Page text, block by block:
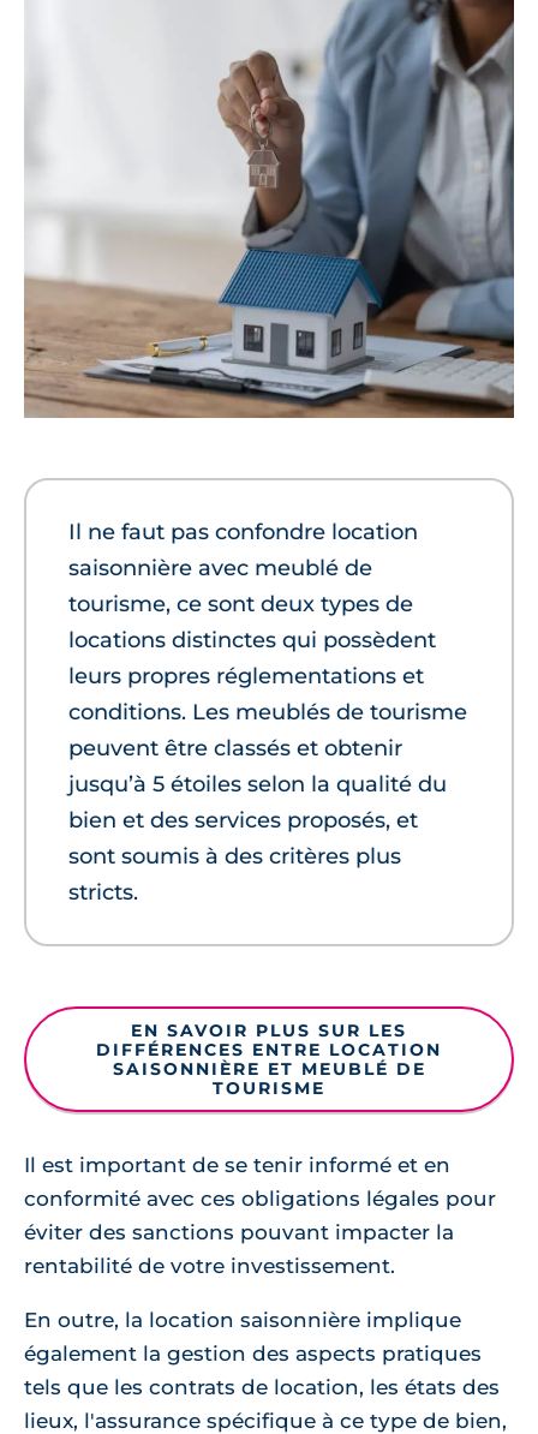
Il ne faut pas confondre location
saisonnière avec meublé de
tourisme, ce sont deux types de
locations distinctes qui possèdent
leurs propres réglementations et
conditions. Les meublés de tourisme
peuvent être classés et obtenir
jusqu’à 5 étoiles selon la qualité du
bien et des services proposés, et
sont soumis à des critères plus
stricts.
EN SAVOIR PLUS SUR LES
DIFFÉRENCES ENTRE LOCATION
SAISONNIÈRE ET MEUBLÉ DE
TOURISME
Il est important de se tenir informé et en
conformité avec ces obligations légales pour
éviter des sanctions pouvant impacter la
rentabilité de votre investissement.
En outre, la location saisonnière implique
également la gestion des aspects pratiques
tels que les contrats de location, les états des
lieux, l'assurance spécifique à ce type de bien,